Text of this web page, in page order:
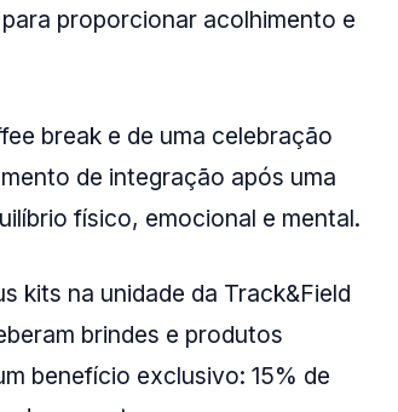
proporcionar acolhimento e
break e de uma celebração
de integração após uma
físico, emocional e mental.
kits na unidade da Track&Field
brindes e produtos
benefício exclusivo: 15% de